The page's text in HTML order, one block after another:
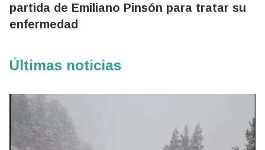
partida de Emiliano Pinsón para tratar su
enfermedad
Últimas noticias